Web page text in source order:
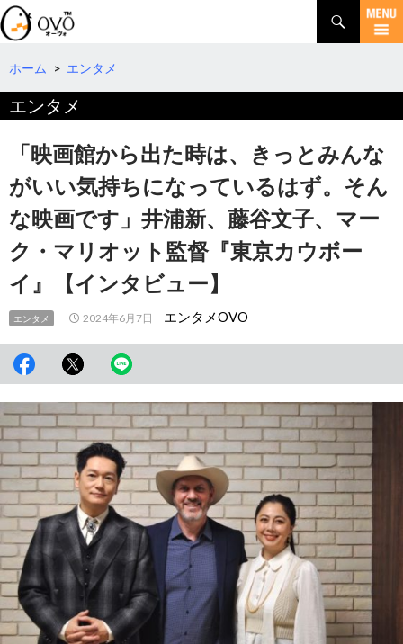
検
索
コ
テ
へ
ホーム > エンタメ
エンタメ
「映画館から出た時は、きっとみんな
がいい気持ちになっているはず。そん
な映画です」井浦新、藤谷文子、マー
ク・マリオット監督『東京カウボー
イ』【インタビュー】
エンタメ 2024年6月7日 エンタメOVO